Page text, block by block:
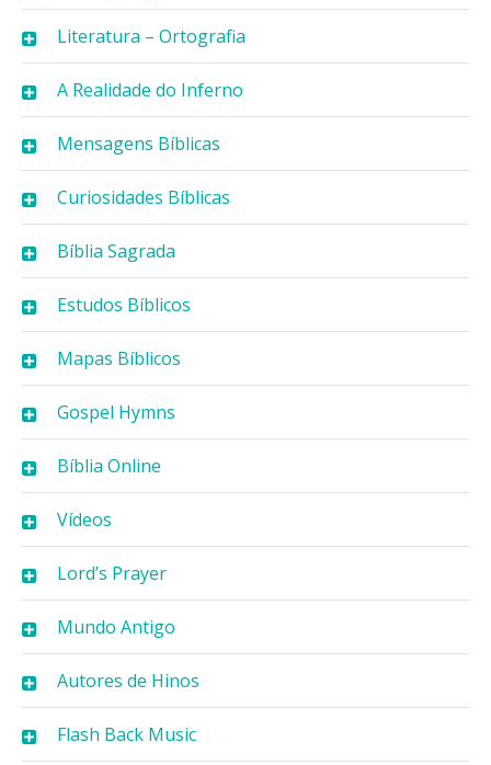
Literatura – Ortografia
A Realidade do Inferno
Mensagens Bíblicas
Curiosidades Bíblicas
Bíblia Sagrada
Estudos Bíblicos
Mapas Bíblicos
Gospel Hymns
Bíblia Online
Vídeos
Lord’s Prayer
Mundo Antigo
Autores de Hinos
Flash Back Music